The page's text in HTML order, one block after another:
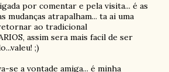
por comentar e pela visita... é as
mudanças atrapalham... ta ai uma
ao tradicional
assim sera mais facil de ser
;)
se a vontade amiga... é minha